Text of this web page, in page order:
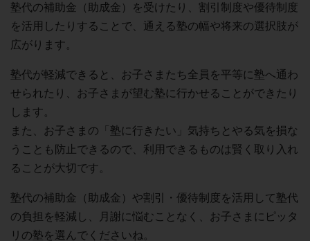
塾代の補助金（助成金）を受けたり、割引制度や優待制度
を活用したりすることで、通える塾の幅や将来の選択肢が
広がります。
塾代が軽減できると、お子さまたち全員を平等に塾へ通わ
せられたり、お子さまが望む塾に行かせることができたり
します。
また、お子さまの「塾に行きたい」気持ちとやる気を損な
うことも防止できるので、利用できるものは賢く取り入れ
ることが大切です。
塾代の補助金（助成金）や割引・優待制度を活用して塾代
の負担を軽減し、月謝に悩むことなく、お子さまにピッタ
リの塾を選んでくださいね。